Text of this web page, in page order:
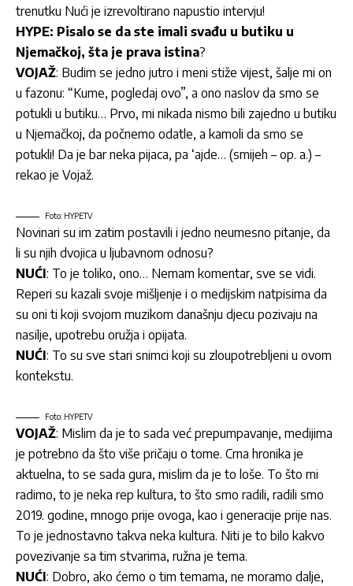
trenutku Nući je izrevoltirano napustio intervju!
HYPE: Pisalo se da ste imali svađu u butiku u
Njemačkoj, šta je prava istina?
VOJAŽ: Budim se jedno jutro i meni stiže vijest, šalje mi on
u fazonu: “Kume, pogledaj ovo”, a ono naslov da smo se
potukli u butiku… Prvo, mi nikada nismo bili zajedno u butiku
u Njemačkoj, da počnemo odatle, a kamoli da smo se
potukli! Da je bar neka pijaca, pa ‘ajde… (smijeh – op. a.) –
rekao je Vojaž.
Foto: HYPETV
Novinari su im zatim postavili i jedno neumesno pitanje, da
li su njih dvojica u ljubavnom odnosu?
NUĆI: To je toliko, ono… Nemam komentar, sve se vidi.
Reperi su kazali svoje mišljenje i o medijskim natpisima da
su oni ti koji svojom muzikom današnju djecu pozivaju na
nasilje, upotrebu oružja i opijata.
NUĆI: To su sve stari snimci koji su zloupotrebljeni u ovom
kontekstu.
Foto: HYPETV
VOJAŽ: Mislim da je to sada već prepumpavanje, medijima
je potrebno da što više pričaju o tome. Crna hronika je
aktuelna, to se sada gura, mislim da je to loše. To što mi
radimo, to je neka rep kultura, to što smo radili, radili smo
2019. godine, mnogo prije ovoga, kao i generacije prije nas.
To je jednostavno takva neka kultura. Niti je to bilo kakvo
povezivanje sa tim stvarima, ružna je tema.
NUĆI: Dobro, ako ćemo o tim temama, ne moramo dalje,